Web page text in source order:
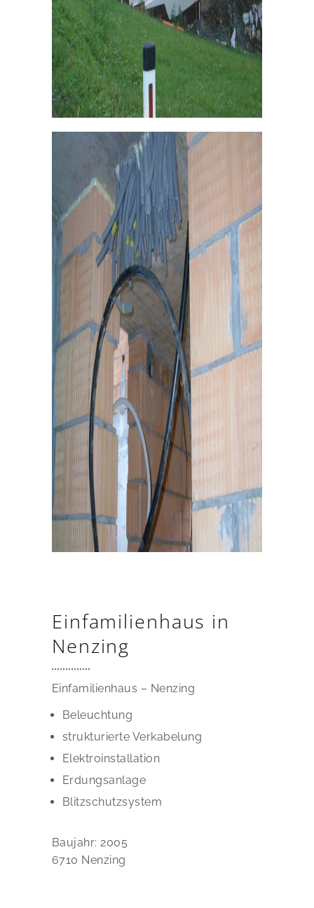
Einfamilienhaus in
Nenzing
Einfamilienhaus – Nenzing
Beleuchtung
strukturierte Verkabelung
Elektroinstallation
Erdungsanlage
Blitzschutzsystem
Baujahr: 2005
6710 Nenzing